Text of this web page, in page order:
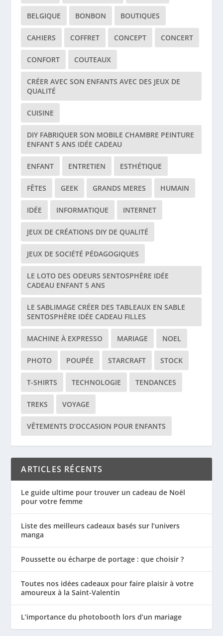
BELGIQUE BONBON BOUTIQUES
CAHIERS COFFRET CONCEPT CONCERT
CONFORT COUTEAUX
CRÉER AVEC SON ENFANTS AVEC DES JEUX DE
QUALITÉ
CUISINE
DIY FABRIQUER SON MOBILE CHAMBRE PEINTURE
ENFANT 5 ANS IDÉE CADEAU
ENFANT ENTRETIEN ESTHÉTIQUE
FÊTES GEEK GRANDS MERES HUMAIN
IDÉE INFORMATIQUE INTERNET
JEUX DE CRÉATIONS DIY DE QUALITÉ
JEUX DE SOCIÉTÉ PÉDAGOGIQUES
LE LOTO DES ODEURS SENTOSPHÈRE IDÉE
CADEAU ENFANT 5 ANS
LE SABLIMAGE CRÉER DES TABLEAUX EN SABLE
SENTOSPHÈRE IDÉE CADEAU FILLES
MACHINE À EXPRESSO MARIAGE NOEL
PHOTO POUPÉE STARCRAFT STOCK
T-SHIRTS TECHNOLOGIE TENDANCES
TREKS VOYAGE
VÊTEMENTS D’OCCASION POUR ENFANTS
ARTICLES RÉCENTS
Le guide ultime pour trouver un cadeau de Noël
pour votre femme
Liste des meilleurs cadeaux basés sur l’univers
manga
Poussette ou écharpe de portage : que choisir ?
Toutes nos idées cadeaux pour faire plaisir à votre
amoureux à la Saint-Valentin
L’importance du photobooth lors d’un mariage